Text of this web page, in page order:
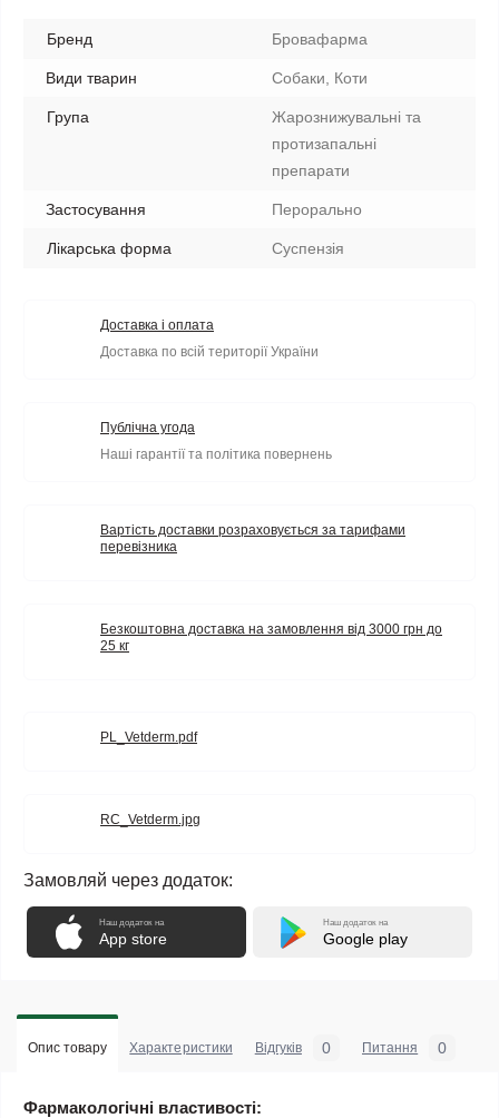
Бренд Бровафарма
Види тварин Собаки, Коти
Група
Жарознижувальні та
протизапальні
препарати
Застосування Перорально
Лікарська форма Суспензія
Доставка і оплата
Доставка по всій території України
Публічна угода
Наші гарантії та політика повернень
Вартість доставки розраховується за тарифами
перевізника
Безкоштовна доставка на замовлення від 3000 грн до
25 кг
PL_Vetderm.pdf
RC_Vetderm.jpg
Замовляй через додаток:
Наш додаток на
App store
Наш додаток на
Google play
Опис товару Характеристики Відгуків 0 Питання 0
Фармакологічні властивості: